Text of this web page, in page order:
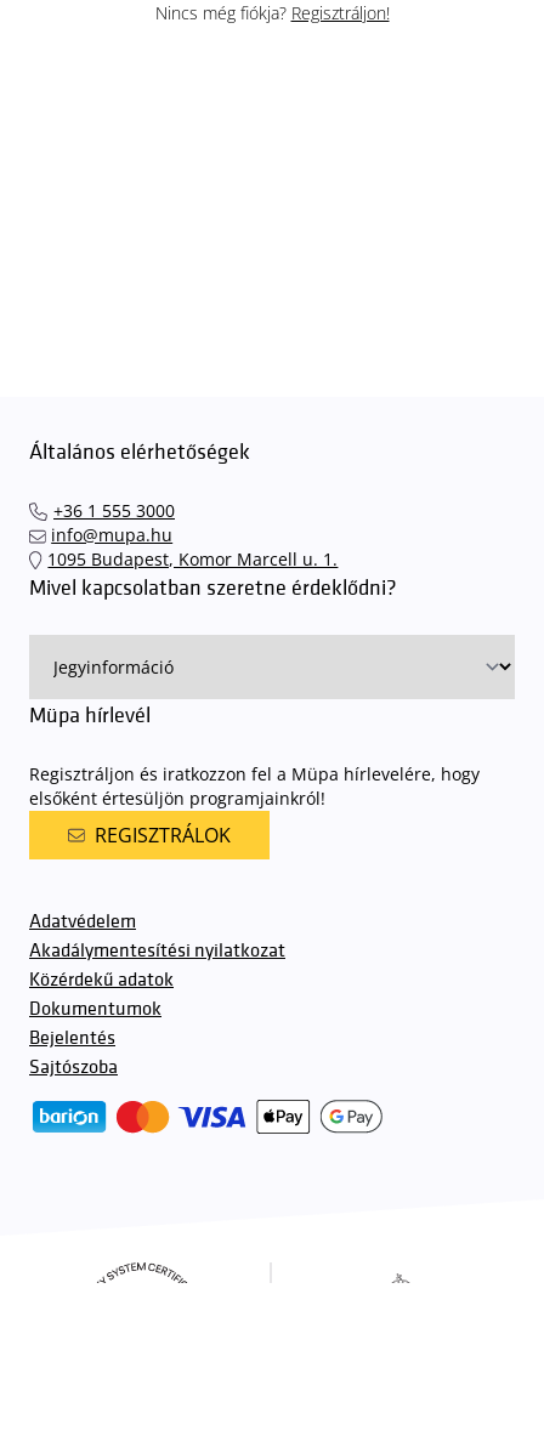
Nincs még fiókja? Regisztráljon!
Általános elérhetőségek
+36 1 555 3000
info@mupa.hu
1095 Budapest, Komor Marcell u. 1.
Mivel kapcsolatban szeretne érdeklődni?
Müpa hírlevél
Regisztráljon és iratkozzon fel a Müpa hírlevelére, hogy
elsőként értesüljön programjainkról!
REGISZTRÁLOK
Adatvédelem
Akadálymentesítési nyilatkozat
Közérdekű adatok
Dokumentumok
Bejelentés
Sajtószoba